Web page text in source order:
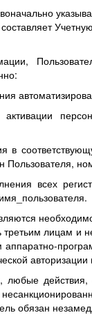
составляет
в
всех
лицам и
авторизации
любые
обязан